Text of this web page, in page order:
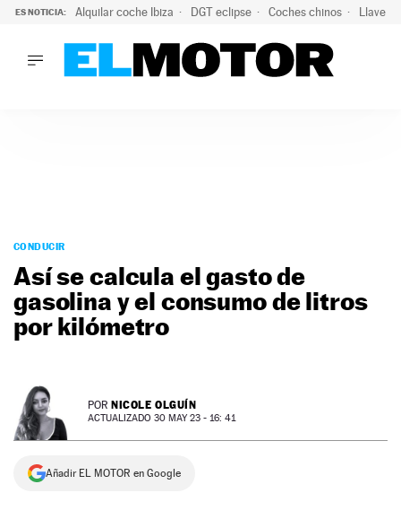
ES NOTICIA: Alquilar coche Ibiza DGT eclipse Coches chinos Llaves
PODCAST
MOTOS
TECNOLOGÍA
SUPERCOCHES
MOTORTV
SERVICIOS
NEWSLETTER
SÍGUENOS
CONDUCIR
Así se calcula el gasto de
gasolina y el consumo de litros
por kilómetro
POR NICOLE OLGUÍN
ACTUALIZADO 30 MAY 23 - 16: 41
Añadir EL MOTOR en Google